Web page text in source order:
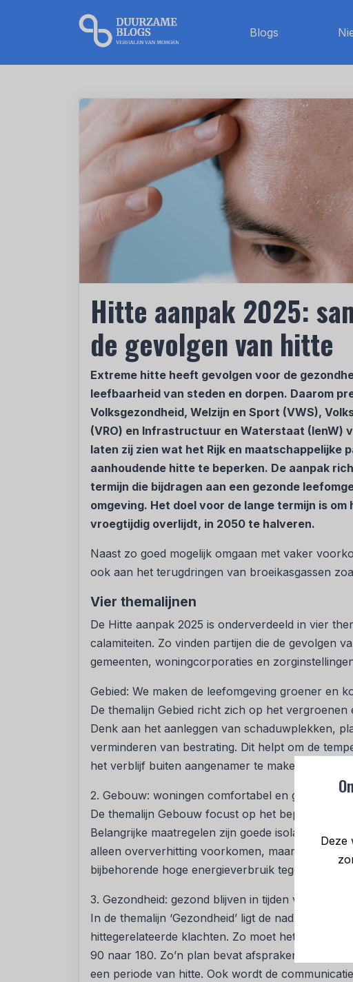
Deze
Blogs
Hitte aanpak 2025:
de gevolgen van hitte
Extreme hitte heeft gevolgen voor de
leefbaarheid van steden en dorpen. Daarom
Volksgezondheid, Welzijn en Sport (VWS),
(VRO) en Infrastructuur en Waterstaat (IenW)
laten zij zien wat het Rijk en maatschappelijke
aanhoudende hitte te beperken. De aanpak
termijn die bijdragen aan een gezonde
omgeving. Het doel voor de lange termijn is
vroegtijdig overlijdt, in 2050 te halveren.
Naast zo goed mogelijk omgaan met vaker
ook aan het terugdringen van broeikasgassen
Vier themalijnen
De Hitte aanpak 2025 is onderverdeeld in vier
calamiteiten. Zo vinden partijen die de gevolgen
gemeenten, woningcorporaties en
Gebied: We maken de leefomgeving groener en
De themalijn Gebied richt zich op het
Denk aan het aanleggen van schaduwplekken,
verminderen van bestrating. Dit helpt om de
het verblijf buiten aangenamer te maken.
2. Gebouw: woningen comfortabel en gezond
De themalijn Gebouw focust op het beperken
Belangrijke maatregelen zijn goede isolatie,
alleen oververhitting voorkomen, maar ook
bijbehorende hoge energieverbruik tegengegaan.
3. Gezondheid: gezond blijven in tijden van
In de themalijn ‘Gezondheid’ ligt de nadruk op
hittegerelateerde klachten. Zo moet het aantal
90 naar 180. Zo’n plan bevat afspraken over
een periode van hitte. Ook wordt de